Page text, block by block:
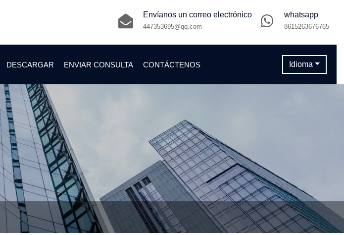
whatsapp
8615263676765
Envíanos un correo electrónico
447353695@qq.com
DESCARGAR ENVIAR CONSULTA CONTÁCTENOS Idioma